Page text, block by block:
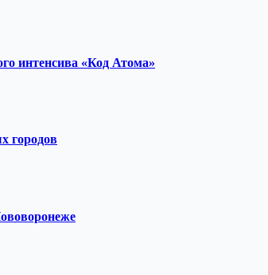
интенсива «Код Атома»
городов